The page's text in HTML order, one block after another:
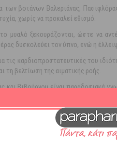
των βοτάνων Βαλεριάνας,
χωρίς να προκαλεί εθισμό.
μυαλό ξεκουράζονται, ώστε να
δυσκολεύει τον ύπνο, ενώ η
τις καρδιοπροστατευτικές του
βελτίωση της αιματικής ροής.
και Βιβούρνου είναι παραδοσιακά
(St. John’s